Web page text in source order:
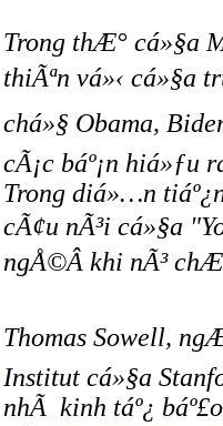
Trong thÆ° cá»§a
thiÃªn vá»‹ cá»§a
chá»§ Obama,
cÃ¡c báº¡n hiá»ƒu
Trong diá»…n
cÃ¢u nÃ³i cá»§a
ngÅ©Â khi nÃ³
Thomas Sowell,
Institut cá»§a
nhÃ kinh táº¿